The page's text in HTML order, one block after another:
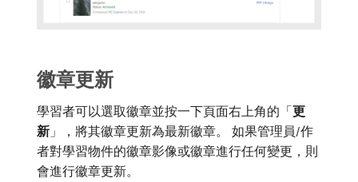
徽章更新
學習者可以選取徽章並按一下頁面右上角的「更
新 」，將其徽章更新為最新徽章。 如果管理員/作
者對學習物件的徽章影像或徽章進行任何變更，則
會進行徽章更新。